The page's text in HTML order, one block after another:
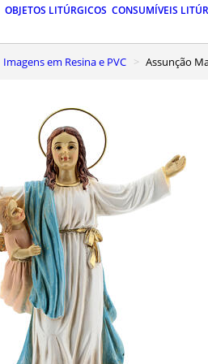
OBJETOS LITÚRGICOS CONSUMÍVEIS
Imagens em Resina e PVC Assunção